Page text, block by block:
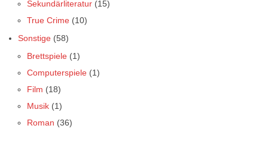
Sekundärliteratur (15)
True Crime (10)
Sonstige (58)
Brettspiele (1)
Computerspiele (1)
Film (18)
Musik (1)
Roman (36)